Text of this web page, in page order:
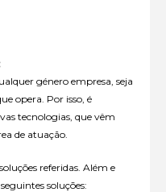
género empresa, seja
opera. Por isso, é
tecnologias, que vêm
de atuação.
referidas. Além e
soluções: